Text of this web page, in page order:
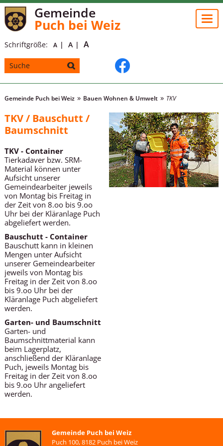
Gemeinde
Puch bei Weiz
Schriftgröße: A A A
Gemeinde Puch bei Weiz Bauen Wohnen & Umwelt TKV
TKV / Bauschutt /
Baumschnitt
TKV - Container
Tierkadaver bzw. SRM-
Material können unter
Aufsicht unserer
Gemeindearbeiter jeweils
von Montag bis Freitag in
der Zeit von 8.oo bis 9.oo
Uhr bei der Kläranlage Puch
abgeliefert werden.
Bauschutt - Container
Bauschutt kann in kleinen
Mengen unter Aufsicht
unserer Gemeindearbeiter
jeweils von Montag bis
Freitag in der Zeit von 8.oo
bis 9.oo Uhr bei der
Kläranlage Puch abgeliefert
werden.
Garten- und Baumschnitt
Garten- und
Baumschnittmaterial kann
beim Lagerplatz,
anschließend der Kläranlage
Puch, jeweils Montag bis
Freitag in der Zeit von 8.oo
bis 9.oo Uhr angeliefert
werden.
Gemeinde Puch bei Weiz
Puch 100, 8182 Puch bei Weiz